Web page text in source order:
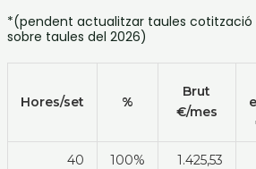
*(pendent actualitzar taules cotització
sobre taules del 2026)
Hores/set %
Brut
€/mes
40 100% 1.425,53